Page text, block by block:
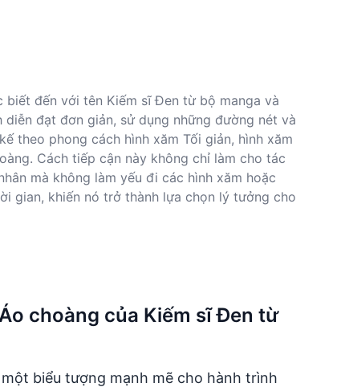
biết đến với tên Kiếm sĩ Đen từ bộ manga và
đạt đơn giản, sử dụng những đường nét và
theo phong cách hình xăm Tối giản, hình xăm
Cách tiếp cận này không chỉ làm cho tác
mà không làm yếu đi các hình xăm hoặc
gian, khiến nó trở thành lựa chọn lý tưởng cho
choàng của Kiếm sĩ Đen từ
biểu tượng mạnh mẽ cho hành trình